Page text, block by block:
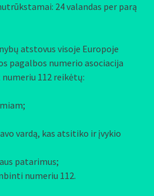
24 valandas per parą
atstovus visoje Europoje
pagalbos numerio asociacija
112 reikėtų:
vardą, kas atsitiko ir įvykio
patarimus;
numeriu 112.